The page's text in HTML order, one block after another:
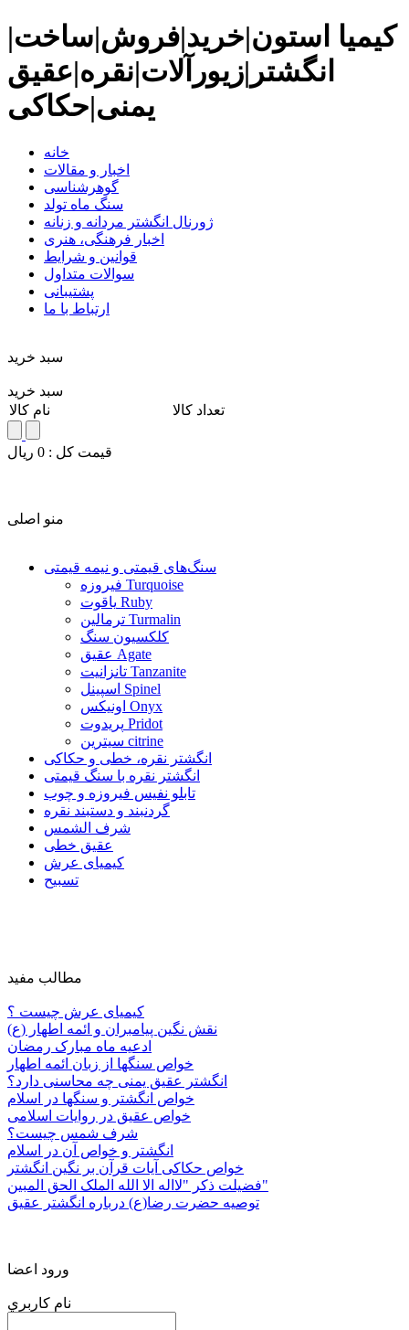
کیمیا استون|خرید|فروش|ساخت|
انگشتر|زیورآلات|نقره|عقیق
یمنی|حکاکی
خانه
اخبار و مقالات
گوهرشناسی
سنگ ماه تولد
ژورنال انگشتر مردانه و زنانه
اخبار فرهنگی، هنری
قوانین و شرایط
سوالات متداول
پشتیبانی
ارتباط با ما
سبد خريد
سبد خرید
نام کالا
تعداد کالا
قيمت کل : 0 ريال
منو اصلی
سنگ‌های قیمتی و نیمه قیمتی
فیروزه Turquoise
یاقوت Ruby
ترمالین Turmalin
کلکسیون سنگ
عقیق Agate
تانزانیت Tanzanite
اسپینل Spinel
اونیکس Onyx
پریدوت Pridot
سیترین citrine
انگشتر نقره، خطی و حکاکی
انگشتر نقره با سنگ قیمتی
تابلو نفیس فیروزه و چوب
گردنبند و دستبند نقره
شرف الشمس
عقیق خطی
کیمیای عرش
تسبیح
مطالب مفید
کیمیای عرش چیست ؟
نقش نگین پیامبران و ائمه اطهار (ع)
ادعیه ماه مبارک رمضان
خواص سنگها از زبان ائمه اطهار
انگشتر عقیق یمنی چه محاسنی دارد؟
خواص انگشتر و سنگها در اسلام
خواص عقیق در روایات اسلامی
شرف شمس چیست؟
انگشتر و خواص آن در اسلام
خواص حکاکی آیات قرآن بر نگین انگشتر
فضیلت ذکر "لااله الا الله الملک الحق المبین"
توصیه حضرت رضا(ع) درباره انگشتر عقیق
ورود اعضا
نام کاربري